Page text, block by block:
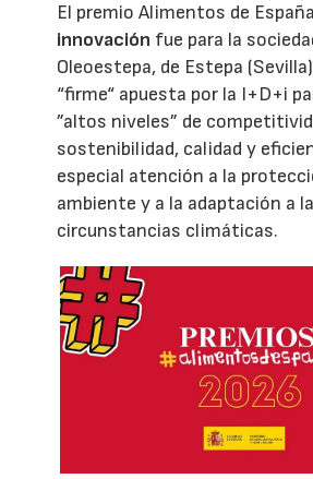
El premio Alimentos de
innovación fue para la
Oleoestepa, de Estepa
“firme“ apuesta por la I+D+i
”altos niveles” de
sostenibilidad, calidad y
especial atención a la
ambiente y a la adaptación a
circunstancias climáticas.